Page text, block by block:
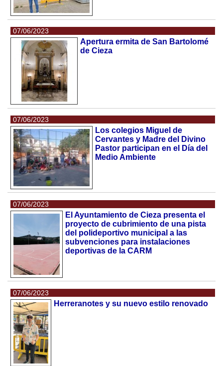
07/06/2023
Apertura ermita de San Bartolomé
de Cieza
07/06/2023
Los colegios Miguel de
Cervantes y Madre del Divino
Pastor participan en el Día del
Medio Ambiente
07/06/2023
El Ayuntamiento de Cieza presenta el
proyecto de cubrimiento de una pista
del polideportivo municipal a las
subvenciones para instalaciones
deportivas de la CARM
07/06/2023
Herreranotes y su nuevo estilo renovado